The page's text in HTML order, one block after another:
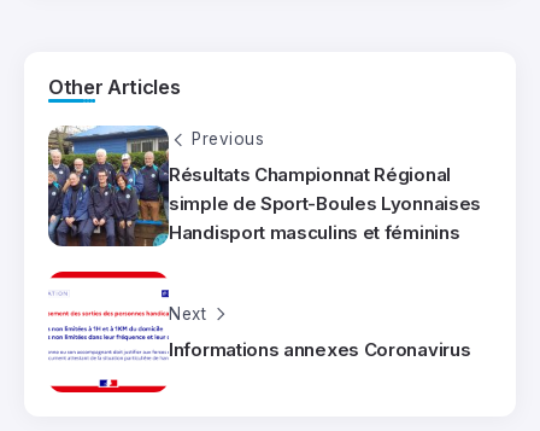
Other Articles
Previous
Résultats Championnat Régional
simple de Sport-Boules Lyonnaises
Handisport masculins et féminins
Next
Informations annexes Coronavirus